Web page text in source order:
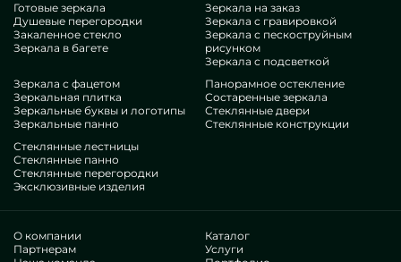
Готовые зеркала
Душевые перегородки
Закаленное стекло
Зеркала в багете
Зеркала на заказ
Зеркала с гравировкой
Зеркала с пескоструйным
рисунком
Зеркала с подсветкой
Зеркала с фацетом
Зеркальная плитка
Зеркальные буквы и логотипы
Зеркальные панно
Панорамное остекление
Состаренные зеркала
Стеклянные двери
Стеклянные конструкции
Стеклянные лестницы
Стеклянные панно
Стеклянные перегородки
Эксклюзивные изделия
О компании
Партнерам
Каталог
Услуги